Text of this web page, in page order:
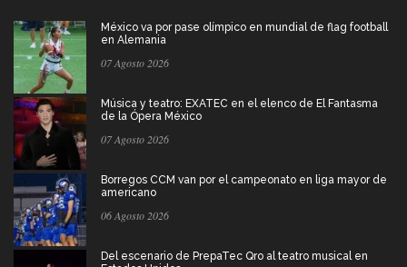
México va por pase olímpico en mundial de flag football
en Alemania
07 Agosto 2026
Música y teatro: EXATEC en el elenco de El Fantasma
de la Ópera México
07 Agosto 2026
Borregos CCM van por el campeonato en liga mayor de
americano
06 Agosto 2026
Del escenario de PrepaTec Qro al teatro musical en